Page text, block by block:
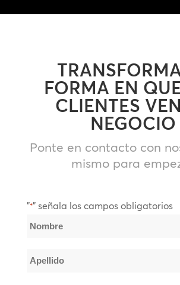
FORMA EN
CLIENTES
NEGOCIO
Ponte en contacto con
mismo para
"*" señala los campos obligatorios
Nombre
Nombre